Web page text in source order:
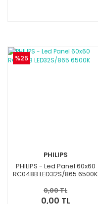
%25
PHILIPS
PHILIPS - Led Panel 60x60
RC048B LED32S/865 6500K
0,00 TL
0,00 TL